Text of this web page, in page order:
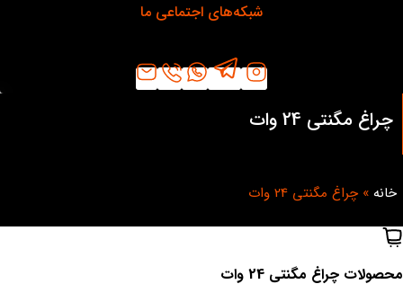
شبکه‌های اجتماعی ما
چراغ مگنتی 24 وات
خانه »چراغ مگنتی 24 وات
محصولات ‌چراغ مگنتی 24 وات